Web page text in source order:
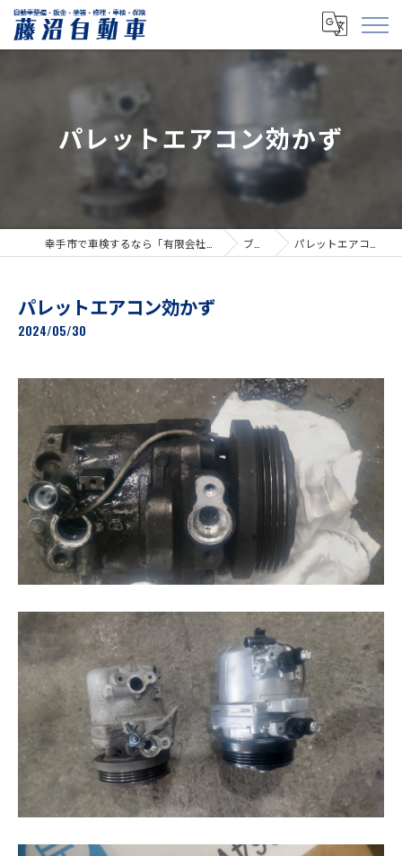
パレットエアコン効かず
ブログ パレットエアコン効かず
パレットエアコン効かず
2024/05/30